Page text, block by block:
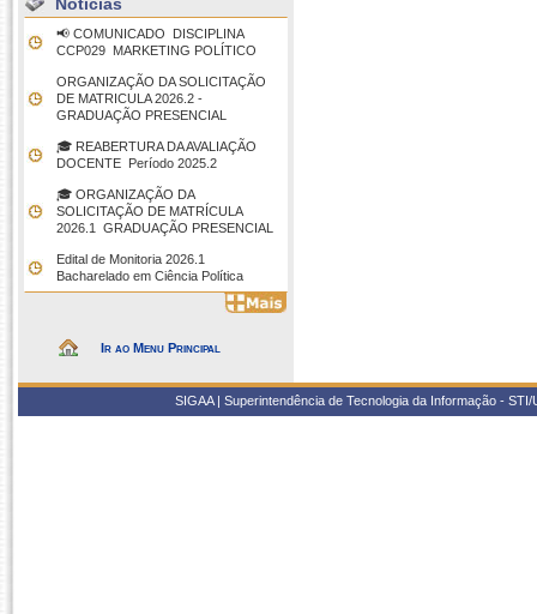
📢 COMUNICADO  DISCIPLINA
CCP029  MARKETING POLÍTICO
ORGANIZAÇÃO DA SOLICITAÇÃO
DE MATRICULA 2026.2 -
GRADUAÇÃO PRESENCIAL
🎓 REABERTURA DA AVALIAÇÃO
DOCENTE  Período 2025.2
🎓 ORGANIZAÇÃO DA
SOLICITAÇÃO DE MATRÍCULA
2026.1  GRADUAÇÃO PRESENCIAL
Edital de Monitoria 2026.1 
Bacharelado em Ciência Política
Ir ao Menu Principal
SIGAA | Superintendência de Tecnologia da Informação -